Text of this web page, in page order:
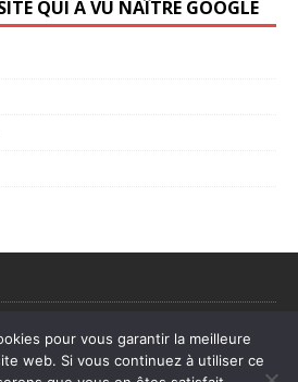
QUI A VU NAÎTRE GOOGLE
pour vous garantir la meilleure
web. Si vous continuez à utiliser ce